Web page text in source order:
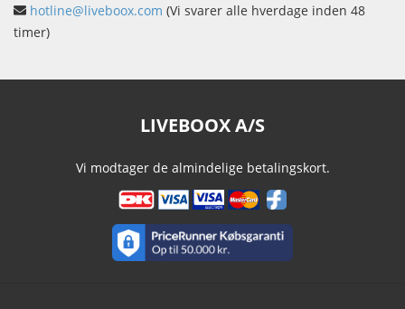
hotline@liveboox.com (Vi svarer alle hverdage inden 48
timer)
LIVEBOOX A/S
Vi modtager de almindelige betalingskort.